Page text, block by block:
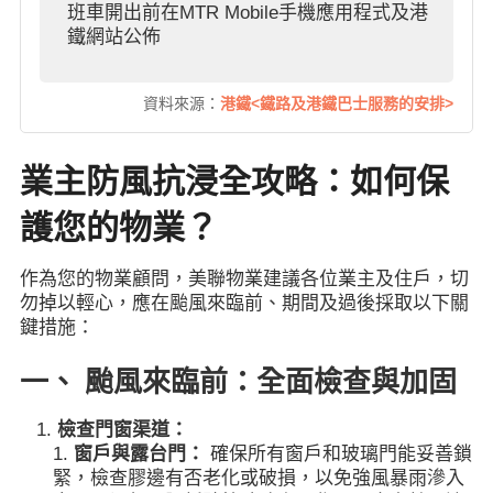
班車開出前在MTR Mobile手機應用程式及港
鐵網站公佈
資料來源：港鐵<鐵路及港鐵巴士服務的安排>
業主防風抗浸全攻略：如何保
護您的物業？
作為您的物業顧問，美聯物業建議各位業主及住戶，切
勿掉以輕心，應在颱風來臨前、期間及過後採取以下關
鍵措施：
一、 颱風來臨前：全面檢查與加固
檢查門窗渠道：
窗戶與露台門： 確保所有窗戶和玻璃門能妥善鎖
緊，檢查膠邊有否老化或破損，以免強風暴雨滲入